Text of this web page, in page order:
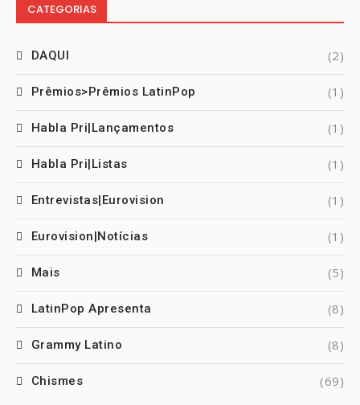
CATEGORIAS
DAQUI (2)
Prêmios>Prêmios LatinPop (1)
Habla Pri|Lançamentos (1)
Habla Pri|Listas (1)
Entrevistas|Eurovision (1)
Eurovision|Notícias (1)
Mais (5)
LatinPop Apresenta (8)
Grammy Latino (8)
Chismes (69)